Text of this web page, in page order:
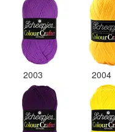
2003 2004